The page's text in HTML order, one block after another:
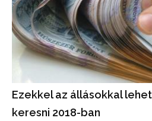
Ezekkel az állásokkal
keresni 2018-ban